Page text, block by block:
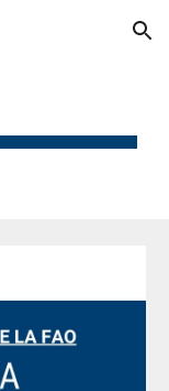
Skip to navigation